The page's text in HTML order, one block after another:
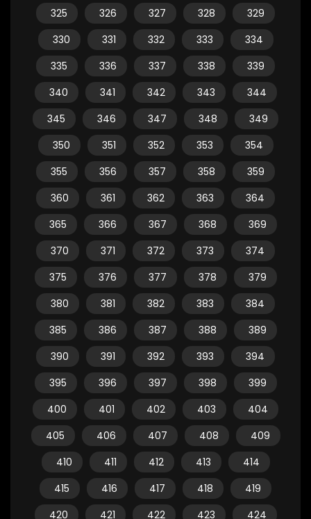
325
326 327 328
329
330
331 332 333
334
335
336 337 338
339
340
341 342 343
344
345
346 347 348
349
350
351 352 353
354
355
356 357 358
359
360
361 362 363
364
365
366 367 368
369
370
371 372 373
374
375
376 377 378
379
380
381 382 383
384
385
386 387 388
389
390
391 392 393
394
395
396 397 398
399
400
401 402 403
404
405
406 407 408
409
410
411 412 413
414
415
416 417 418
419
420
421 422 423 424